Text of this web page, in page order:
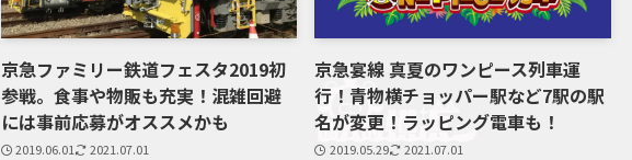
京急ファミリー鉄道フェスタ2019初
参戦。食事や物販も充実！混雑回避
には事前応募がオススメかも
2019.06.01 2021.07.01
京急宴線 真夏のワンピース列車運
行！青物横チョッパー駅など7駅の駅
名が変更！ラッピング電車も！
2019.05.29 2021.07.01